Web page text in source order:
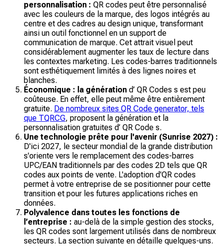
personnalisation : QR codes peut être personnalisé
avec les couleurs de la marque, des logos intégrés au
centre et des cadres au design unique, transformant
ainsi un outil fonctionnel en un support de
communication de marque. Cet attrait visuel peut
considérablement augmenter les taux de lecture dans
les contextes marketing. Les codes-barres traditionnels
sont esthétiquement limités à des lignes noires et
blanches.
Économique : la génération d’ QR Codes s est peu
coûteuse. En effet, elle peut même être entièrement
gratuite. De nombreux sites QR Code generator, tels
que TQRCG, proposent la génération et la
personnalisation gratuites d’ QR Code s.
Une technologie prête pour l'avenir (Sunrise 2027) :
D'ici 2027, le secteur mondial de la grande distribution
s'oriente vers le remplacement des codes-barres
UPC/EAN traditionnels par des codes 2D tels que QR
codes aux points de vente. L'adoption d'QR codes
permet à votre entreprise de se positionner pour cette
transition et pour les futures applications riches en
données.
Polyvalence dans toutes les fonctions de
l’entreprise : au-delà de la simple gestion des stocks,
les QR codes sont largement utilisés dans de nombreux
secteurs. La section suivante en détaille quelques-uns.